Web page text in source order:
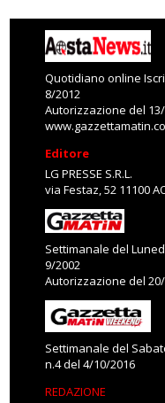
Quotidiano online
8/2012
Autorizzazione del
Editore
LG PRESSE S.R.L.
via Festaz, 52 11100
Settimanale del
9/2002
Autorizzazione del
Settimanale del
n.4 del 4/10/2016
REDAZIONE